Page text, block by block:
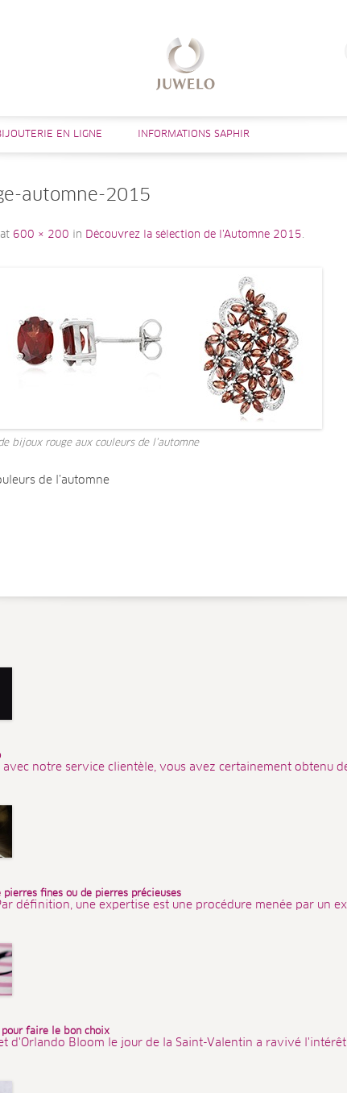
EN LIGNE INFORMATIONS SAPHIR
automne-2015
at 600 × 200 in Découvrez la sélection de l’Automne 2015.
bijoux rouge aux couleurs de l’automne
de l’automne
notre service clientèle, vous avez certainement obtenu
fines ou de pierres précieuses
définition, une expertise est une procédure menée par un
pour faire le bon choix
d'Orlando Bloom le jour de la Saint-Valentin a ravivé